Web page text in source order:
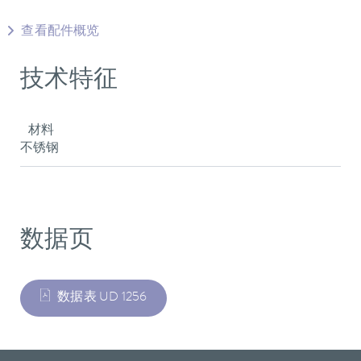
查看配件概览
技术特征
材料
不锈钢
数据页
数据表 UD 1256